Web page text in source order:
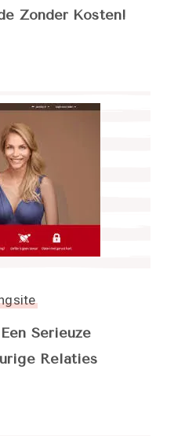
Zonder Kosten!
Serieuze
Relaties